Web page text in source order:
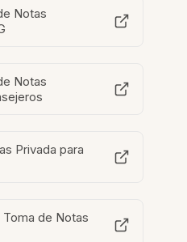
Notas
Notas
Privada para
de Notas